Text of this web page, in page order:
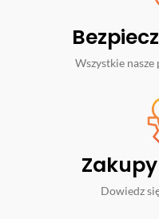
Wszystkie nasze
Dowiedz